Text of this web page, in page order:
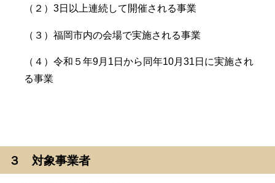
（２）3日以上連続して開催される事業
（３）福岡市内の会場で実施される事業
（４）令和５年9月1日から同年10月31日に実施され
る事業
３ 対象事業者